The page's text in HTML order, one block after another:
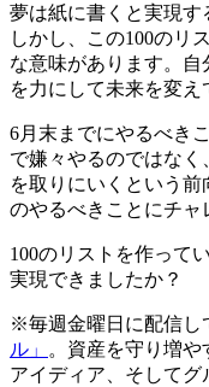
夢は紙に書くと実現す
しかし、この100のリ
な意味があります。
を力にして未来を変え
6月末までにやるべき
で嫌々やるのではな
を取りにいくという前
のやるべきことにチャ
100のリストを作って
実現できましたか？
※毎週金曜日に配信し
ル」
。資産を守り増
アイディア、そしてグ